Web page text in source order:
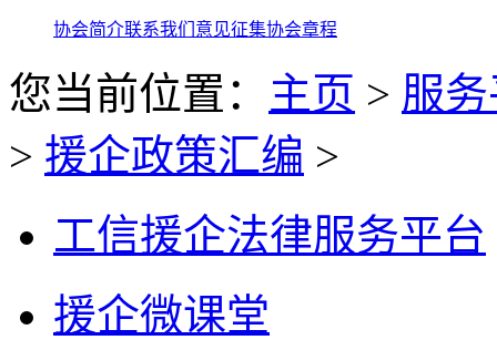
协会简介联系我们 意见征集协会章程
您当前位置： 主页 > 服
> 援企政策汇编 >
工信援企法律服务平台
援企微课堂